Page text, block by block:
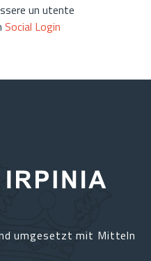
un utente
Social Login
umgesetzt mit Mitteln